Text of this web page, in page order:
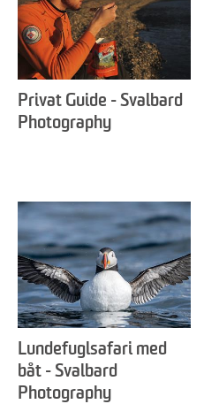
Privat Guide - Svalbard
Photography
Lundefuglsafari med
båt - Svalbard
Photography